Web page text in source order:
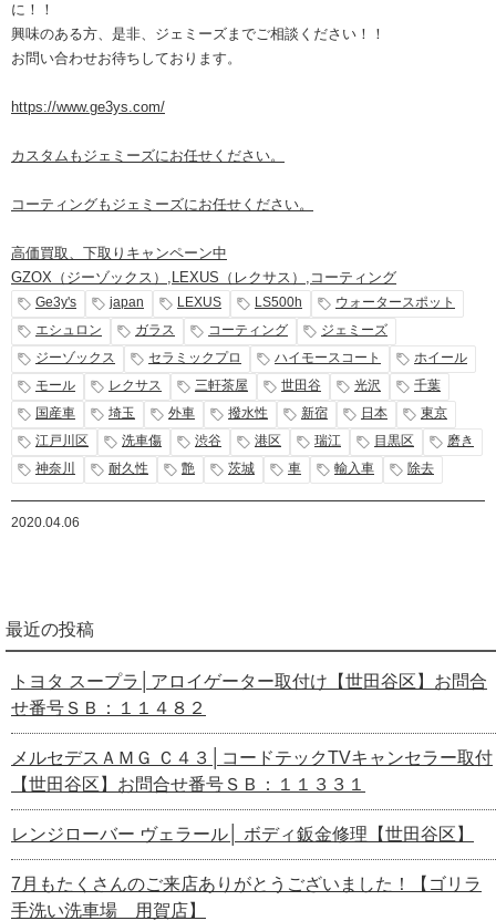
に！！
興味のある方、是非、ジェミーズまでご相談ください！！
お問い合わせお待ちしております。
https://www.ge3ys.com/
カスタムもジェミーズにお任せください。
コーティングもジェミーズにお任せください。
高価買取、下取りキャンペーン中
GZOX（ジーゾックス） , LEXUS（レクサス） , コーティング
Ge3y's japan LEXUS LS500h
ウォータースポット
エシュロン
ガラス コーティング
ジェミーズ
ジーゾックス
セラミックプロ ハイモースコート
ホイール
モール
レクサス 三軒茶屋 世田谷 光沢
千葉
国産車
埼玉 外車 撥水性 新宿 日本
東京
江戸川区
洗車傷 渋谷 港区 瑞江 目黒区
磨き
神奈川
耐久性 艶 茨城 車 輸入車 除去
2020.04.06
最近の投稿
トヨタ スープラ│アロイゲーター取付け【世田谷区】お問合
せ番号ＳＢ：１１４８２
メルセデスＡＭＧ Ｃ４３│コードテックTVキャンセラー取付
【世田谷区】お問合せ番号ＳＢ：１１３３１
レンジローバー ヴェラール│ ボディ鈑金修理【世田谷区】
7月もたくさんのご来店ありがとうございました！【ゴリラ
手洗い洗車場 用賀店】